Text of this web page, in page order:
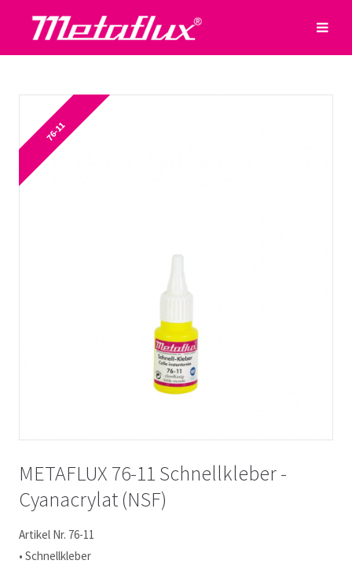
76-11
METAFLUX 76-11 Schnellkleber -
Cyanacrylat (NSF)
Artikel Nr. 76-11
• Schnellkleber